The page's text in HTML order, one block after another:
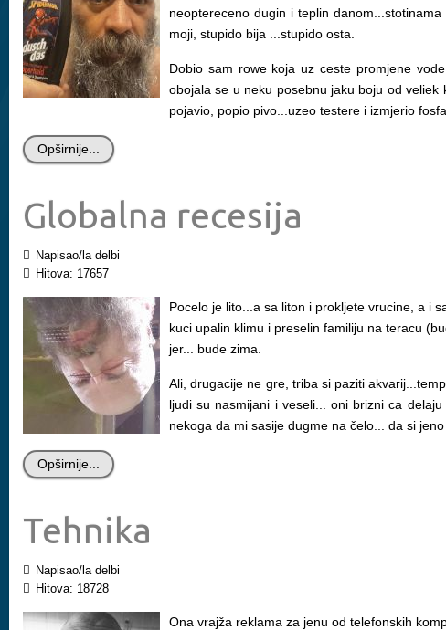
neoptereceno dugin i teplin
moji, stupido bija ...stupido osta.
Dobio sam rowe koja uz ceste promjene
obojala se u neku posebnu jaku boju od
pojavio, popio pivo...uzeo testere i izmjerio
Opširnije...
Globalna recesija
Napisao/la delbi
Hitova: 17657
Pocelo je lito...a sa liton i prokljete vrucine, a i
kuci upalin klimu i preselin familiju na teracu
jer... bude zima.
Ali, drugacije ne gre, triba si paziti
ljudi su nasmijani i veseli... oni brizni ca
nekoga da mi sasije dugme na čelo... da si
Opširnije...
Tehnika
Napisao/la delbi
Hitova: 18728
Ona vrajža reklama za jenu od telefonskih